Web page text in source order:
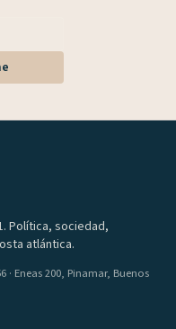
Política, sociedad,
atlántica.
· Eneas 200, Pinamar, Buenos